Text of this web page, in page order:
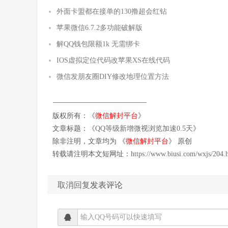
外面卡盟都在接单的130撸超会红钻
苹果微信6.7.2多功能破解版
解QQ钱包限额1k 无需绑卡
IOS虚拟定位代码改苹果XS在线代码
微信发朋友圈DIY修改地理位置方法
版权所有：《微信解封平台》
文章标题：《QQ等级新增微视浏览加速0.5天》
除非注明，文章均为 《微信解封平台》 原创
转载请注明本文短网址： https://www.biusi.com/wxjs/
取消回复发表评论